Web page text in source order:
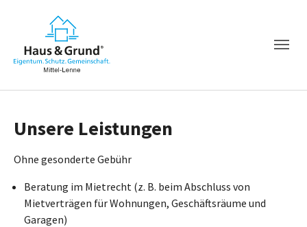
Unsere Leistungen
Ohne gesonderte Gebühr
Beratung im Mietrecht (z. B. beim Abschluss von
Mietverträgen für Wohnungen, Geschäftsräume und
Garagen)